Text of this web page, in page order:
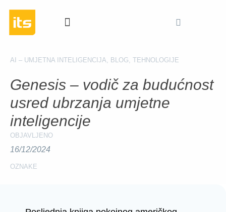
AI – UMJETNA INTELIGENCIJA, BLOG, TEHNOLOGIJE
Genesis – vodič za budućnost
usred ubrzanja umjetne
inteligencije
OBJAVLJENO
16/12/2024
OZNAKE